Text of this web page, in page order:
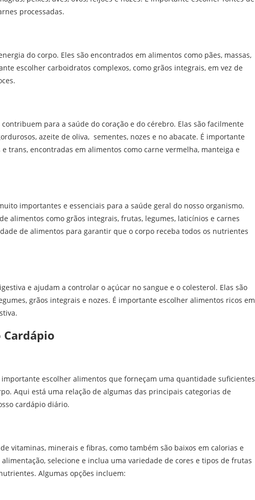
processadas.
do corpo. Eles são encontrados em alimentos como pães, massas,
escolher carboidratos complexos, como grãos integrais, em vez de
para a saúde do coração e do cérebro. Elas são facilmente
azeite de oliva, sementes, nozes e no abacate. É importante
trans, encontradas em alimentos como carne vermelha, manteiga e
importantes e essenciais para a saúde geral do nosso organismo.
alimentos como grãos integrais, frutas, legumes, laticínios e carnes
de alimentos para garantir que o corpo receba todos os nutrientes
e ajudam a controlar o açúcar no sangue e o colesterol. Elas são
grãos integrais e nozes. É importante escolher alimentos ricos em
escolher alimentos que forneçam uma quantidade suficientes
Aqui está uma relação de algumas das principais categorias de
cardápio diário.
vitaminas, minerais e fibras, como também são baixos em calorias e
selecione e inclua uma variedade de cores e tipos de frutas
Algumas opções incluem: